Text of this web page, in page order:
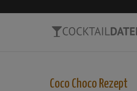
Coco Choco Rezept